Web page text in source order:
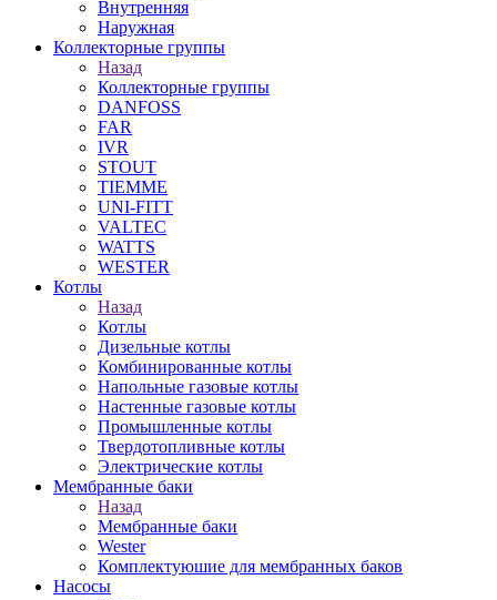
Внутренняя
Наружная
Коллекторные группы
Назад
Коллекторные группы
DANFOSS
FAR
IVR
STOUT
TIEMME
UNI-FITT
VALTEC
WATTS
WESTER
Котлы
Назад
Котлы
Дизельные котлы
Комбинированные котлы
Напольные газовые котлы
Настенные газовые котлы
Промышленные котлы
Твердотопливные котлы
Электрические котлы
Мембранные баки
Назад
Мембранные баки
Wester
Комплектуюшие для мембранных баков
Насосы